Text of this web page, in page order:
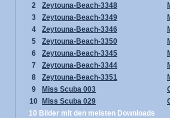
2
Zeytouna-Beach-3348
3
Zeytouna-Beach-3349
4
Zeytouna-Beach-3346
5
Zeytouna-Beach-3350
6
Zeytouna-Beach-3345
7
Zeytouna-Beach-3344
8
Zeytouna-Beach-3351
9
Miss Scuba 003
10
Miss Scuba 029
10 Bilder mit den meisten Downloads